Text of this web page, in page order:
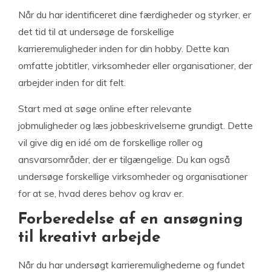
Når du har identificeret dine færdigheder og styrker, er
det tid til at undersøge de forskellige
karrieremuligheder inden for din hobby. Dette kan
omfatte jobtitler, virksomheder eller organisationer, der
arbejder inden for dit felt.
Start med at søge online efter relevante
jobmuligheder og læs jobbeskrivelserne grundigt. Dette
vil give dig en idé om de forskellige roller og
ansvarsområder, der er tilgængelige. Du kan også
undersøge forskellige virksomheder og organisationer
for at se, hvad deres behov og krav er.
Forberedelse af en ansøgning
til kreativt arbejde
Når du har undersøgt karrieremulighederne og fundet